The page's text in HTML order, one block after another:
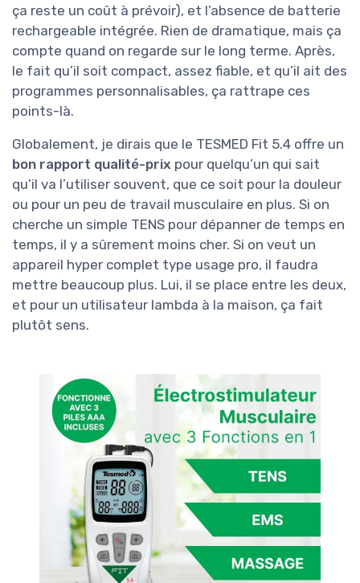
ça reste un coût à prévoir), et l’absence de batterie
rechargeable intégrée. Rien de dramatique, mais ça
compte quand on regarde sur le long terme. Après,
le fait qu’il soit compact, assez fiable, et qu’il ait des
programmes personnalisables, ça rattrape ces
points-là.
Globalement, je dirais que le TESMED Fit 5.4 offre un
bon rapport qualité-prix pour quelqu’un qui sait
qu’il va l’utiliser souvent, que ce soit pour la douleur
ou pour un peu de travail musculaire en plus. Si on
cherche un simple TENS pour dépanner de temps en
temps, il y a sûrement moins cher. Si on veut un
appareil hyper complet type usage pro, il faudra
mettre beaucoup plus. Lui, il se place entre les deux,
et pour un utilisateur lambda à la maison, ça fait
plutôt sens.